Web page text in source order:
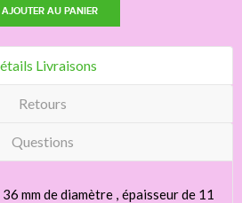
AJOUTER AU PANIER
Livraisons
Retours
Questions
mm de diamètre , épaisseur de 11